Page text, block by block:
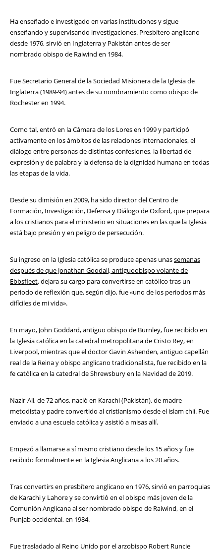
Ha enseñado e investigado en varias instituciones y sigue
enseñando y supervisando investigaciones. Presbítero anglicano
desde 1976, sirvió en Inglaterra y Pakistán antes de ser
nombrado obispo de Raiwind en 1984.
Fue Secretario General de la Sociedad Misionera de la Iglesia de
Inglaterra (1989-94) antes de su nombramiento como obispo de
Rochester en 1994.
Como tal, entró en la Cámara de los Lores en 1999 y participó
activamente en los ámbitos de las relaciones internacionales, el
diálogo entre personas de distintas confesiones, la libertad de
expresión y de palabra y la defensa de la dignidad humana en todas
las etapas de la vida.
Desde su dimisión en 2009, ha sido director del Centro de
Formación, Investigación, Defensa y Diálogo de Oxford, que prepara
a los cristianos para el ministerio en situaciones en las que la Iglesia
está bajo presión y en peligro de persecución.
Su ingreso en la Iglesia católica se produce apenas unassemanas
después de que Jonathan Goodall, antiguoobispo volante de
Ebbsfleet, dejara su cargo para convertirse en católico tras un
periodo de reflexión que, según dijo, fue «uno de los periodos más
difíciles de mi vida».
En mayo, John Goddard, antiguo obispo de Burnley, fue recibido en
la Iglesia católica en la catedral metropolitana de Cristo Rey, en
Liverpool, mientras que el doctor Gavin Ashenden, antiguo capellán
real de la Reina y obispo anglicano tradicionalista, fue recibido en la
fe católica en la catedral de Shrewsbury en la Navidad de 2019.
Nazir-Ali, de 72 años, nació en Karachi (Pakistán), de madre
metodista y padre convertido al cristianismo desde el islam chií. Fue
enviado a una escuela católica y asistió a misas allí.
Empezó a llamarse a sí mismo cristiano desde los 15 años y fue
recibido formalmente en la Iglesia Anglicana a los 20 años.
Tras convertirs en presbítero anglicano en 1976, sirvió en parroquias
de Karachi y Lahore y se convirtió en el obispo más joven de la
Comunión Anglicana al ser nombrado obispo de Raiwind, en el
Punjab occidental, en 1984.
Fue trasladado al Reino Unido por el arzobispo Robert Runcie